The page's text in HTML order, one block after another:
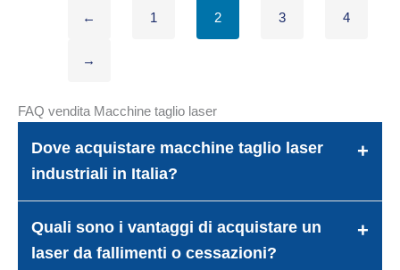
← 1 2 3 4
→
FAQ vendita Macchine taglio laser
Dove acquistare macchine taglio laser
industriali in Italia?
Quali sono i vantaggi di acquistare un
laser da fallimenti o cessazioni?